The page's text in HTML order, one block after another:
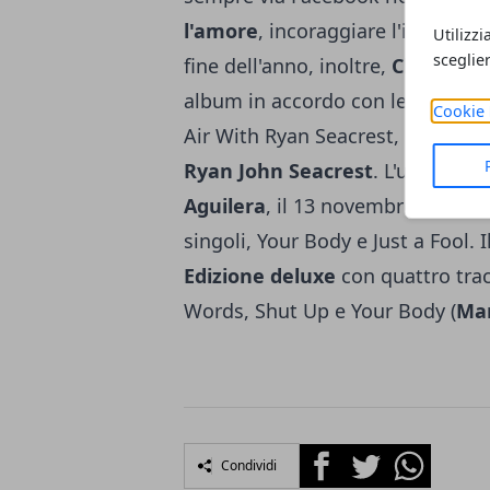
Cookie
l'amore, incoraggiare
fine dell'anno, inoltre, Christina
album in accordo con le
Air With Ryan Seacrest, un
Ryan John Seacrest. L'ultimo
Aguilera, il 13 novembre del
singoli, Your Body e Just a
Edizione deluxe con quattro
Words, Shut Up e Your Body (
Condividi FacebookTwitterWhatsapp